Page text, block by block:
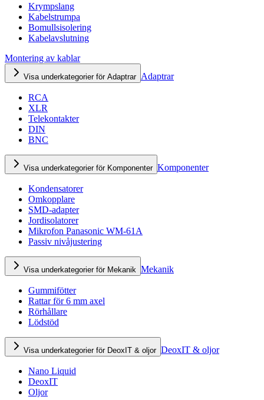
Krympslang
Kabelstrumpa
Bomullsisolering
Kabelavslutning
Montering av kablar
Visa underkategorier för Adaptrar Adaptrar
RCA
XLR
Telekontakter
DIN
BNC
Visa underkategorier för Komponenter Komponenter
Kondensatorer
Omkopplare
SMD-adapter
Jordisolatorer
Mikrofon Panasonic WM-61A
Passiv nivåjustering
Visa underkategorier för Mekanik Mekanik
Gummifötter
Rattar för 6 mm axel
Rörhållare
Lödstöd
Visa underkategorier för DeoxIT & oljor DeoxIT & oljor
Nano Liquid
DeoxIT
Oljor